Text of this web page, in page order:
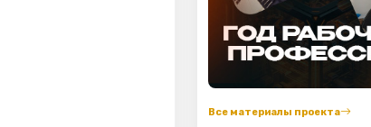
Все материалы проекта